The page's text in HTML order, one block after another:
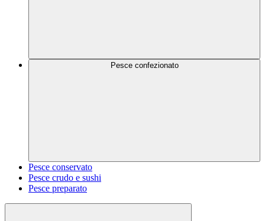
Pesce confezionato
Pesce conservato
Pesce crudo e sushi
Pesce preparato